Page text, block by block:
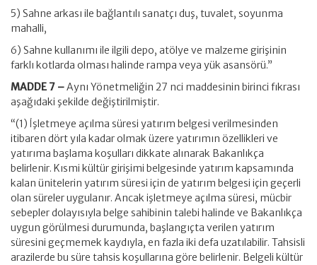
5) Sahne arkası ile bağlantılı sanatçı duş, tuvalet, soyunma
mahalli,
6) Sahne kullanımı ile ilgili depo, atölye ve malzeme girişinin
farklı kotlarda olması halinde rampa veya yük asansörü.”
MADDE 7 –Aynı Yönetmeliğin 27 nci maddesinin birinci fıkrası
aşağıdaki şekilde değiştirilmiştir.
“(1) İşletmeye açılma süresi yatırım belgesi verilmesinden
itibaren dört yıla kadar olmak üzere yatırımın özellikleri ve
yatırıma başlama koşulları dikkate alınarak Bakanlıkça
belirlenir. Kısmi kültür girişimi belgesinde yatırım kapsamında
kalan ünitelerin yatırım süresi için de yatırım belgesi için geçerli
olan süreler uygulanır. Ancak işletmeye açılma süresi, mücbir
sebepler dolayısıyla belge sahibinin talebi halinde ve Bakanlıkça
uygun görülmesi durumunda, başlangıçta verilen yatırım
süresini geçmemek kaydıyla, en fazla iki defa uzatılabilir. Tahsisli
arazilerde bu süre tahsis koşullarına göre belirlenir. Belgeli kültür